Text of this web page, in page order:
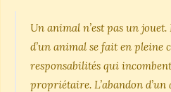
Un animal n’est pas un jouet.
d’un animal se fait en pleine
responsabilités qui
propriétaire. L’abandon